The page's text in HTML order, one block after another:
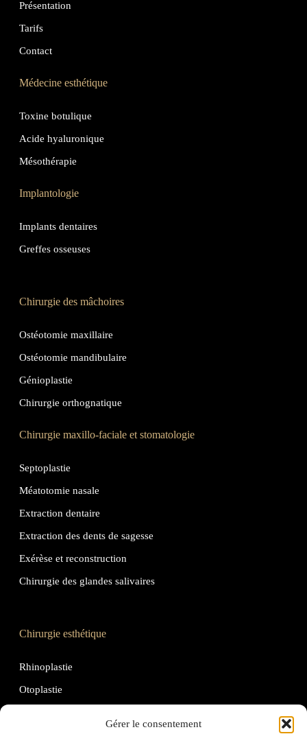
Gérer le consentement
Présentation
Tarifs
Contact
Médecine esthétique
Toxine botulique
Acide hyaluronique
Mésothérapie
Implantologie
Implants dentaires
Greffes osseuses
Chirurgie des mâchoires
Ostéotomie maxillaire
Ostéotomie mandibulaire
Génioplastie
Chirurgie orthognatique
Chirurgie maxillo-faciale et stomatologie
Septoplastie
Méatotomie nasale
Extraction dentaire
Extraction des dents de sagesse
Exérèse et reconstruction
Chirurgie des glandes salivaires
Chirurgie esthétique
Rhinoplastie
Otoplastie